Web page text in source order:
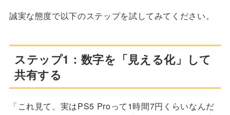
誠実な態度で以下のステップを試してみてください。
ステップ1：数字を「見える化」して
共有する
「これ見て、実はPS5 Proって1時間7円くらいなんだ